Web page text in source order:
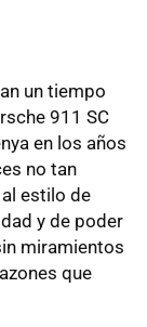
un tiempo
911 SC
en los años
no tan
estilo de
y de poder
miramientos
que